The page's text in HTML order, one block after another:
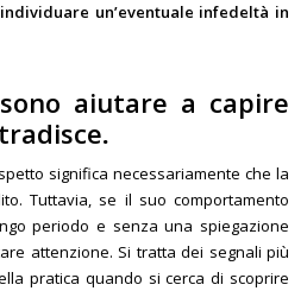
un’eventuale infedeltà in
aiutare a capire
.
significa necessariamente che la
Tuttavia, se il suo comportamento
periodo e senza una spiegazione
attenzione. Si tratta dei segnali più
pratica quando si cerca di scoprire